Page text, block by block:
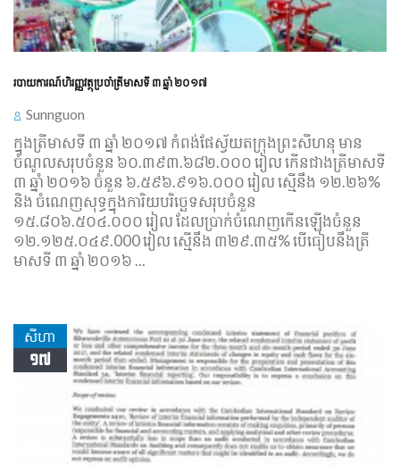
របាយការណ៍​ហិរញ្ញវត្ថុ​ប្រចាំ​ត្រី​មាស​ទី ៣ ឆ្នាំ ២០១៧
Sunnguon
ក្នុង​ត្រីមាស​ទី​ ៣ ឆ្នាំ ​២០១៧ កំពង់ផែ​ស្វ័យ​ត​ក្រុងព្រះសីហនុ មាន​
ចំណូល​សរុប​ចំនួន ៦០.៣៩៣.៦៨២.០០០ រៀល កើន​ជាង​ត្រីមាស​ទី
៣ ឆ្នាំ ២០១៦ ចំនួន ៦.៥៩៦.៩១៦.០០០ រៀល ​ស្មើនឹង ១២.២៦%
និង ចំណេញ​សុទ្ធ​ក្នុង​ការិយបរិច្ឆេទ​សរុប​ចំនួន
១៥.៨០៦.៥០៤.០០០ រៀល ដែល​ប្រាក់ចំណេញ​កើនឡើង​ចំនួន
១២.១២៥.០៤៩.000 រៀល ស្មើនឹង ៣២៩.៣៥% បើ​ធៀប​នឹង​ត្រី
មាស​ទី ៣ ឆ្នាំ ២០១៦ ...
សីហា
១៧